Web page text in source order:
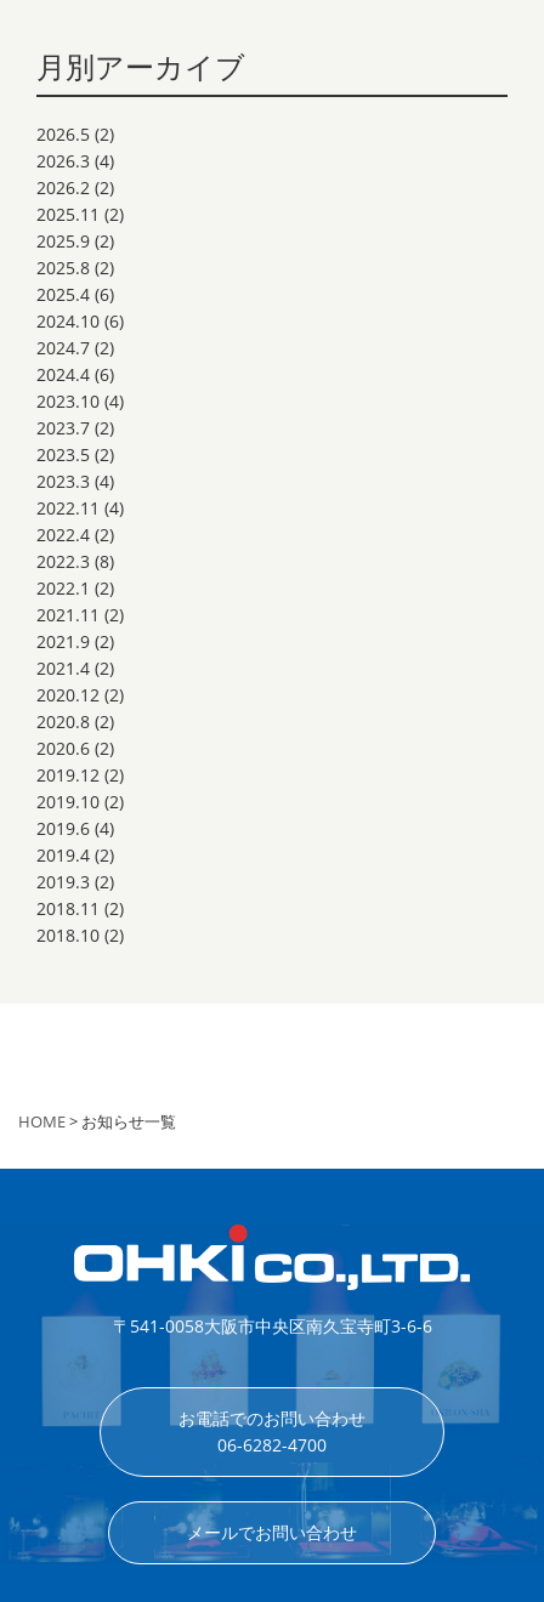
月別アーカイブ
2026.5 (2)
2026.3 (4)
2026.2 (2)
2025.11 (2)
2025.9 (2)
2025.8 (2)
2025.4 (6)
2024.10 (6)
2024.7 (2)
2024.4 (6)
2023.10 (4)
2023.7 (2)
2023.5 (2)
2023.3 (4)
2022.11 (4)
2022.4 (2)
2022.3 (8)
2022.1 (2)
2021.11 (2)
2021.9 (2)
2021.4 (2)
2020.12 (2)
2020.8 (2)
2020.6 (2)
2019.12 (2)
2019.10 (2)
2019.6 (4)
2019.4 (2)
2019.3 (2)
2018.11 (2)
2018.10 (2)
HOME> お知らせ一覧
〒541-0058大阪市中央区南久宝寺町3-6-6
お電話でのお問い合わせ
06-6282-4700
メールでお問い合わせ